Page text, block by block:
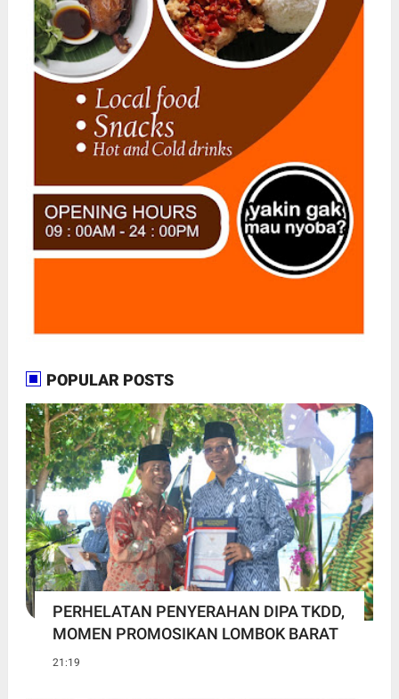
POPULAR POSTS
PERHELATAN PENYERAHAN DIPA TKDD,
MOMEN PROMOSIKAN LOMBOK BARAT
21:19